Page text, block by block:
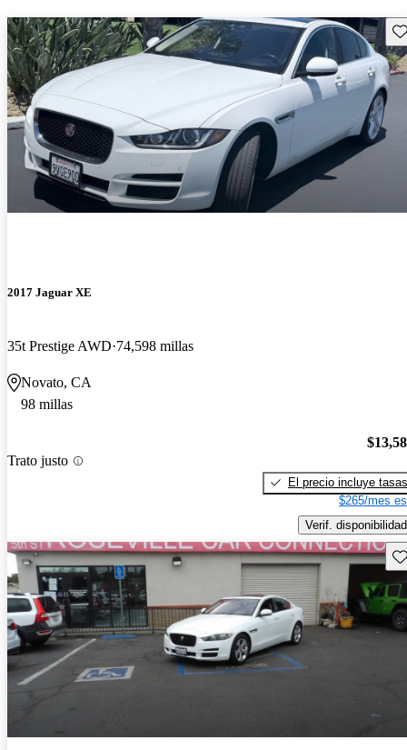
2017 Jaguar XE
35t Prestige AWD 74,598 millas
Novato, CA
98 millas
Trato justo
El precio incluye tasas
$265/mes
Verif. disponibilidad